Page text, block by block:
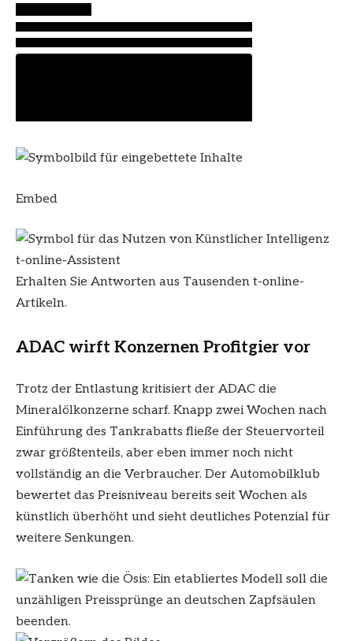
Embed
t-online-Assistent
Erhalten Sie Antworten aus Tausenden t-online-
Artikeln.
ADAC wirft Konzernen Profitgier vor
Trotz der Entlastung kritisiert der ADAC die
Mineralölkonzerne scharf. Knapp zwei Wochen nach
Einführung des Tankrabatts fließe der Steuervorteil
zwar größtenteils, aber eben immer noch nicht
vollständig an die Verbraucher. Der Automobilklub
bewertet das Preisniveau bereits seit Wochen als
künstlich überhöht und sieht deutliches Potenzial für
weitere Senkungen.